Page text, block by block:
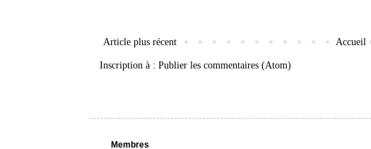
Article plus récent Accueil
Inscription à : Publier les commentaires (Atom)
Membres